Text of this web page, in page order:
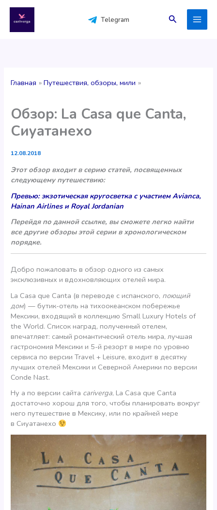
содержимому
Telegram Поиск
Главная Путешествия, обзоры, мили
Обзор: La Casa que Canta,
Сиуатанехо
12.08.2018
Этот обзор входит в серию статей, посвященных
следующему путешествию:
Превью: экзотическая кругосветка с участием Avianca,
Hainan Airlines и Royal Jordanian
Перейдя по данной ссылке, вы сможете легко найти
все другие обзоры этой серии в хронологическом
порядке.
Добро пожаловать в обзор одного из самых
эксклюзивных и вдохновляющих отелей мира.
La Casa que Canta (в переводе с испанского, поющий
дом) — бутик-отель на тихоокеанском побережье
Мексики, входящий в коллекцию Small Luxury Hotels of
the World. Список наград, полученный отелем,
впечатляет: самый романтический отель мира, лучшая
гастрономия Мексики и 5-й резорт в мире по уровню
сервиса по версии Travel + Leisure, входит в десятку
лучших отелей Мексики и Северной Америки по версии
Conde Nast.
Ну а по версии сайта cariverga, La Casa que Canta
достаточно хорош для того, чтобы планировать вокруг
него путешествие в Мексику, или по крайней мере
в Сиуатанехо